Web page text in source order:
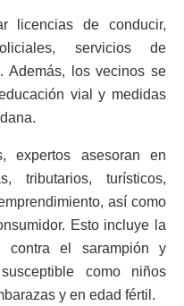
licencias de conducir,
servicios de
Además, los vecinos se
vial y medidas
expertos asesoran en
tributarios, turísticos,
así como
Esto incluye la
contra el sarampión y
como niños
y en edad fértil.